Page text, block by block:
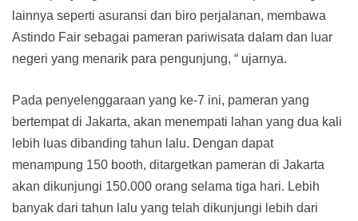
lainnya seperti asuransi dan biro perjalanan, membawa
Astindo Fair sebagai pameran pariwisata dalam dan luar
negeri yang menarik para pengunjung, “ ujarnya.
Pada penyelenggaraan yang ke-7 ini, pameran yang
bertempat di Jakarta, akan menempati lahan yang dua kali
lebih luas dibanding tahun lalu. Dengan dapat
menampung 150 booth, ditargetkan pameran di Jakarta
akan dikunjungi 150.000 orang selama tiga hari. Lebih
banyak dari tahun lalu yang telah dikunjungi lebih dari